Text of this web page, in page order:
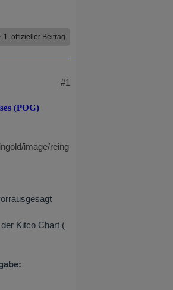
1. offizieller Beitrag
#1
(POG)
image/reing
Kitco Chart (